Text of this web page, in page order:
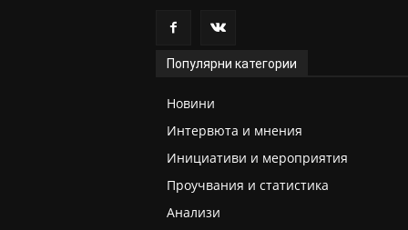
Популярни категории
Новини
Интервюта и мнения
Инициативи и мероприятия
Проучвания и статистика
Анализи